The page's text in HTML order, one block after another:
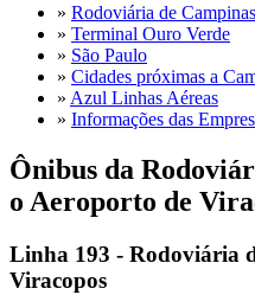
» Rodoviária de Campinas
» Terminal Ouro Verde
» São Paulo
» Cidades próximas a
» Azul Linhas Aéreas
» Informações das
Ônibus da
o Aeroporto de
Linha 193 - Rodoviária
Viracopos